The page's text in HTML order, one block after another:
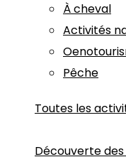
À cheval
Activités
Pêche
Toutes les
Découverte